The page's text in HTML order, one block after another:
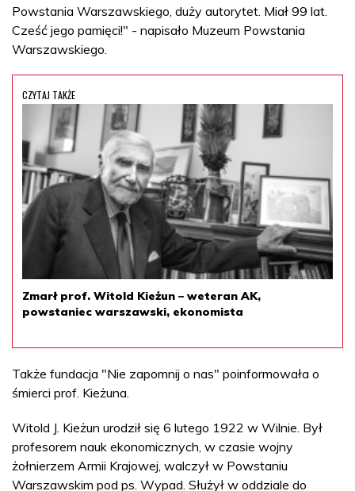
Powstania Warszawskiego, duży autorytet. Miał 99 lat.
Cześć jego pamięci!" - napisało Muzeum Powstania
Warszawskiego.
CZYTAJ TAKŻE
Zmarł prof. Witold Kieżun – weteran AK,
powstaniec warszawski, ekonomista
Także fundacja "Nie zapomnij o nas" poinformowała o
śmierci prof. Kieżuna.
Witold J. Kieżun urodził się 6 lutego 1922 w Wilnie. Był
profesorem nauk ekonomicznych, w czasie wojny
żołnierzem Armii Krajowej, walczył w Powstaniu
Warszawskim pod ps. Wypad. Służył w oddziale do